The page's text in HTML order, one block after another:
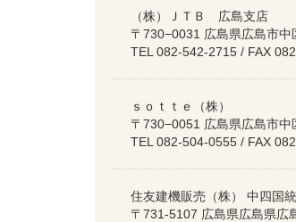
（株）ＪＴＢ 広島支店
〒730−0031 広島県広島市中
TEL 082-542-2715 / FAX
ｓｏｔｔｅ（株）
〒730−0051 広島県広島市
TEL 082-504-0555 / FAX
住友建機販売（株） 中四国
〒731-5107 広島県広島県広